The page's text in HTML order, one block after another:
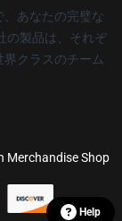
あなたの完璧な
の製品は、それぞ
クラスのチーム
Merchandise Shop
Help